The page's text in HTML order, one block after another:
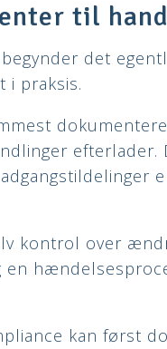
til
det
i praksis.
kontrol over
en
kan først